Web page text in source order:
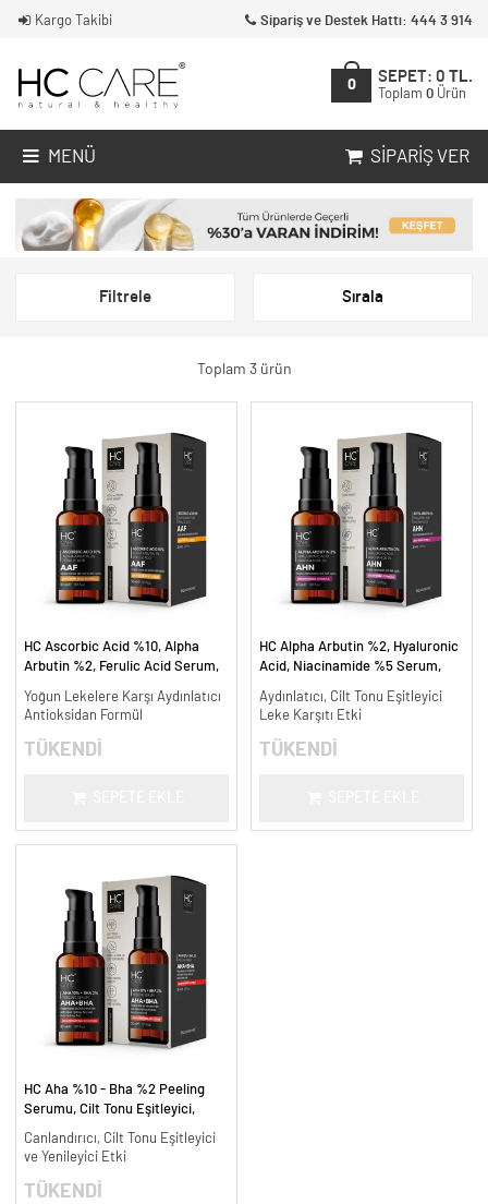
Kargo Takibi Sipariş ve Destek Hattı: 444 3 914
0
SEPET: 0 TL.
Toplam 0 Ürün
MENÜ SIPARIŞ VER
Filtrele Sırala
Toplam 3 ürün
HC Ascorbic Acid %10, Alpha
Arbutin %2, Ferulic Acid Serum,
ml.
Yoğun Lekelere Karşı Aydınlatıcı
Antioksidan Formül
TÜKENDİ
HC Alpha Arbutin %2, Hyaluronic
Acid, Niacinamide %5 Serum,
ml.
Aydınlatıcı, Cilt Tonu Eşitleyici
Leke Karşıtı Etki
TÜKENDİ
HC Aha %10 - Bha %2 Peeling
Serumu, Cilt Tonu Eşitleyici,
Canlandırıcı, Cilt Tonu Eşitleyici
ve Yenileyici Etki
TÜKENDİ